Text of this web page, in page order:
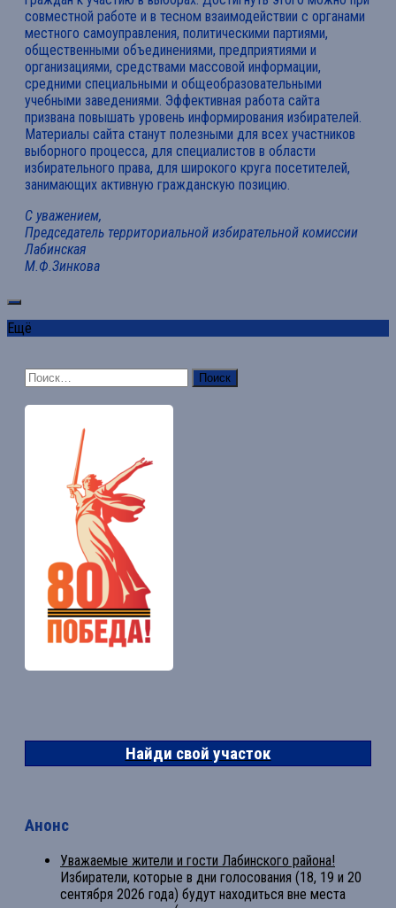
совместной работе и в тесном взаимодействии с органами
местного самоуправления, политическими партиями,
общественными объединениями, предприятиями и
организациями, средствами массовой информации,
средними специальными и общеобразовательными
учебными заведениями. Эффективная работа сайта
призвана повышать уровень информирования избирателей.
Материалы сайта станут полезными для всех участников
выборного процесса, для специалистов в области
избирательного права, для широкого круга посетителей,
занимающих активную гражданскую позицию.
С уважением,
Председатель территориальной избирательной комиссии
Лабинская
М.Ф.Зинкова
Ещё
Найти:
Найди свой участок
Анонс
Уважаемые жители и гости Лабинского района!
Избиратели, которые в дни голосования (18, 19 и 20
сентября 2026 года) будут находиться вне места